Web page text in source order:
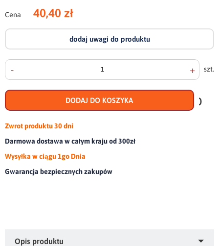
Cena 40,40 zł
dodaj uwagi do produktu
- + szt.
DODAJ DO KOSZYKA
do
Zwrot produktu30 dni
Darmowa dostawa w całym kraju od 300zł
Wysyłka w ciągu 1go Dnia
Gwarancja bezpiecznych zakupów